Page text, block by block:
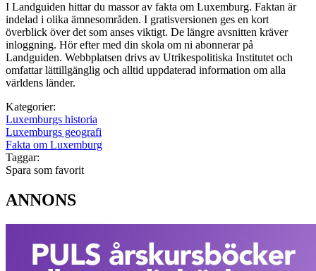
I Landguiden hittar du massor av fakta om Luxemburg. Faktan är
indelad i olika ämnesområden. I gratisversionen ges en kort
överblick över det som anses viktigt. De längre avsnitten kräver
inloggning. Hör efter med din skola om ni abonnerar på
Landguiden. Webbplatsen drivs av Utrikespolitiska Institutet och
omfattar lättillgänglig och alltid uppdaterad information om alla
världens länder.
Kategorier:
Luxemburgs historia
Luxemburgs geografi
Fakta om Luxemburg
Taggar:
Spara som favorit
ANNONS